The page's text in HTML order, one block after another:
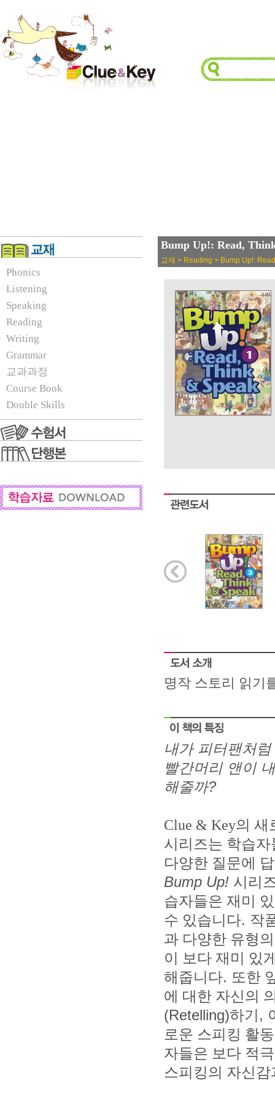
Phonics
Listening
Speaking
Reading
Writing
Grammar
교과과정
Course Book
Double Skills
Bump Up!: Read,
교재 > Reading > Bump Up!:
명작 스토리 읽기
내가 피터팬처
빨간머리 앤이
해줄까?
Clue & Key의 새
시리즈는 학습
다양한 질문에
Bump Up! 시리
습자들은 재미
수 있습니다. 작
과 다양한 유형
이 보다 재미 있
해줍니다. 또한
에 대한 자신의
(Retelling)하기 ,
로운 스피킹 활
자들은 보다 적
스피킹의 자신